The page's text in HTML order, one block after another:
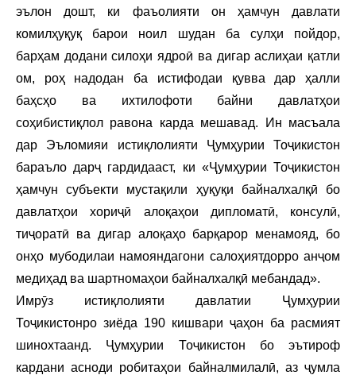
эълон дошт, ки фаъолияти он ҳамчун давлати
комилҳуқуқ барои ноил шудан ба сулҳи пойдор,
барҳам додани силоҳи ядроӣ ва дигар аслиҳаи қатли
ом, роҳ надодан ба истифодаи қувва дар ҳалли
баҳсҳо ва ихтилофоти байни давлатҳои
соҳибистиқлол равона карда мешавад. Ин масъала
дар Эъломияи истиқлолияти Ҷумҳурии Тоҷикистон
бараъло дарҷ гардидааст, ки «Ҷумҳурии Тоҷикистон
ҳамчун субъекти мустақили ҳуқуқи байналхалқӣ бо
давлатҳои хориҷӣ алоқаҳои дипломатӣ, консулӣ,
тиҷоратӣ ва дигар алоқаҳо барқарор менамояд, бо
онҳо мубодилаи намояндагони салоҳиятдорро анҷом
медиҳад ва шартномаҳои байналхалқӣ мебандад».
Имрӯз истиқлолияти давлатии Ҷумҳурии
Тоҷикистонро зиёда 190 кишвари ҷаҳон ба расмият
шинохтаанд. Ҷумҳурии Тоҷикистон бо эътироф
кардани асноди робитаҳои байналмилалӣ, аз ҷумла